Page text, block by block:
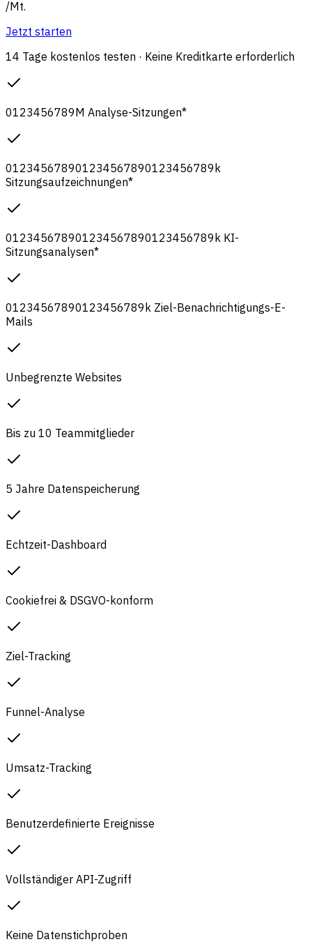
/Mt.
Jetzt starten
14 Tage kostenlos testen · Keine Kreditkarte erforderlich
0123456789M Analyse-Sitzungen*
012345678901234567890123456789 k
Sitzungsaufzeichnungen*
012345678901234567890123456789 k KI-
Sitzungsanalysen*
01234567890123456789 k Ziel-Benachrichtigungs-E-
Mails
Unbegrenzte Websites
Bis zu 10 Teammitglieder
5 Jahre Datenspeicherung
Echtzeit-Dashboard
Cookiefrei & DSGVO-konform
Ziel-Tracking
Funnel-Analyse
Umsatz-Tracking
Benutzerdefinierte Ereignisse
Vollständiger API-Zugriff
Keine Datenstichproben